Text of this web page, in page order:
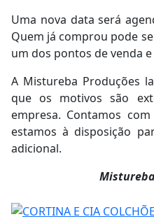
Uma nova data será
Quem já comprou pode
um dos pontos de venda
A Mistureba Produções
que os motivos são
empresa. Contamos
estamos à disposição
adicional.